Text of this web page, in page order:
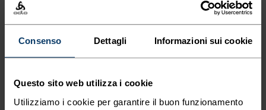
Consenso Dettagli Informazioni sui cookie
Questo sito web utilizza i cookie
Utilizziamo i cookie per garantire il buon funzionamento
BASSO ALTO
TIPO DI ATTIVITÀ
Ciclismo